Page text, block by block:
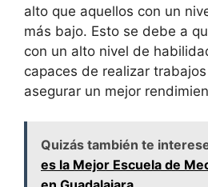
alto que aquellos con un
más bajo. Esto se debe a
con un alto nivel de
capaces de realizar
asegurar un mejor
Quizás también te
es la Mejor Escuela de